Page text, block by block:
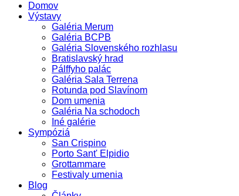
Domov
Výstavy
Galéria Merum
Galéria BCPB
Galéria Slovenského rozhlasu
Bratislavský hrad
Pálffyho palác
Galéria Sala Terrena
Rotunda pod Slavínom
Dom umenia
Galéria Na schodoch
Iné galérie
Sympóziá
San Crispino
Porto Sant' Elpidio
Grottammare
Festivaly umenia
Blog